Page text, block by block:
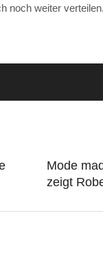
noch weiter verteilen.
Mode
zeigt